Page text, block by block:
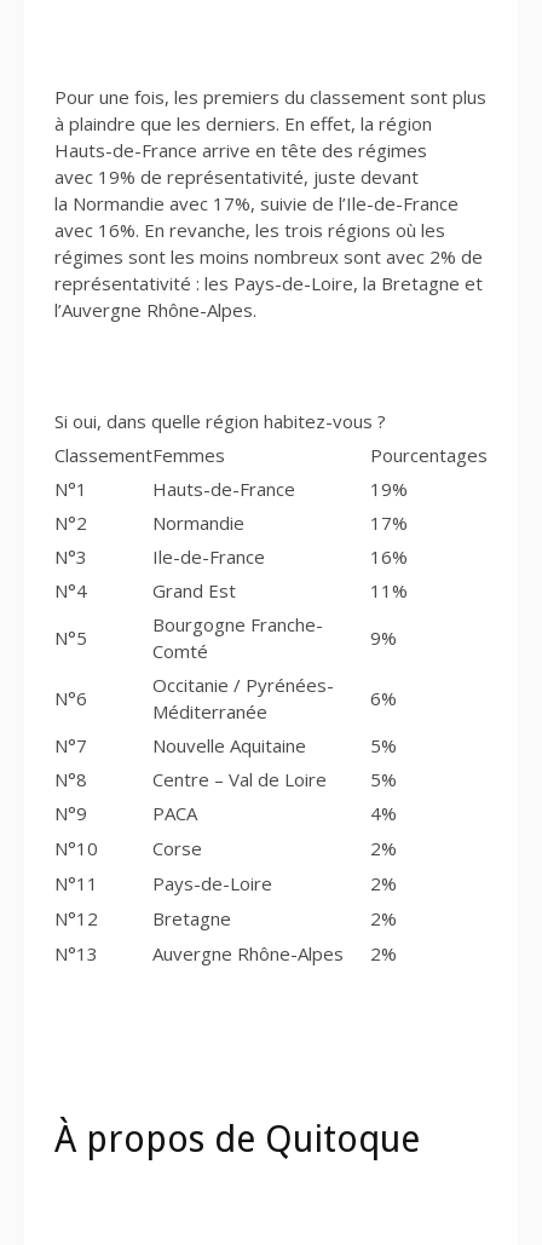
Pour une fois, les premiers du classement sont plus
à plaindre que les derniers. En effet, la région
Hauts-de-France arrive en tête des régimes
avec 19% de représentativité, juste devant
la Normandie avec 17%, suivie de l’Ile-de-France
avec 16%. En revanche, les trois régions où les
régimes sont les moins nombreux sont avec 2% de
représentativité : les Pays-de-Loire, la Bretagne et
l’Auvergne Rhône-Alpes.
Si oui, dans quelle région habitez-vous ?
ClassementFemmes
Pourcentages
N°1
Hauts-de-France
19%
N°2
Normandie
17%
N°3
Ile-de-France
16%
N°4
Grand Est
11%
N°5
Bourgogne Franche-
Comté
9%
N°6
Occitanie / Pyrénées-
Méditerranée
6%
N°7
Nouvelle Aquitaine
5%
N°8
Centre – Val de Loire
5%
N°9
PACA
4%
N°10
Corse
2%
N°11
Pays-de-Loire
2%
N°12
Bretagne
2%
N°13
Auvergne Rhône-Alpes 2%
À propos de Quitoque